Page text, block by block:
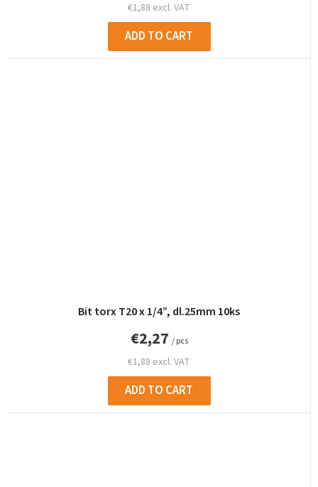
€1,88 excl. VAT
ADD TO CART
Bit torx T20 x 1/4”, dl.25mm 10ks
€1,88 excl. VAT
€2,27 / pcs
ADD TO CART